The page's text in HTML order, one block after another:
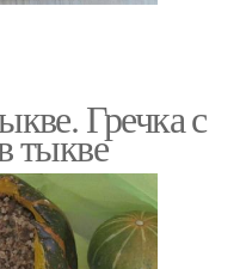
Гречка с
тыкве